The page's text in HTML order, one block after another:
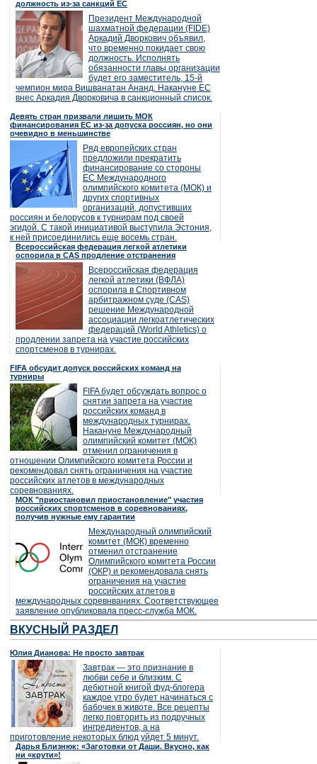
должность из-за санкций ЕС
Президент Международной
шахматной федерации (FIDE)
Аркадий Дворкович объявил,
что временно покидает свою
должность. Исполнять
обязанности главы организации
будет его заместитель, 15-й
чемпион мира Вишванатан Ананд. Накануне ЕС
внес Аркадия Дворковича в санкционный список.
Девять стран призвали лишить МОК
финансирования ЕС из-за допуска россиян, но они
очевидно в меньшинстве
Ряд европейских стран
предложили прекратить
финансирование со стороны
ЕС Международного
олимпийского комитета (МОК) и
других спортивных
организаций, допустивших
россиян и белорусов к турнирам под своей
эгидой. С такой инициативой выступила Эстония,
к ней присоединились еще восемь стран.
Всероссийская федерация легкой атлетики
оспорила в CAS продление отстранения
Всероссийская федерация
легкой атлетики (ВФЛА)
оспорила в Спортивном
арбитражном суде (CAS)
решение Международной
ассоциации легкоатлетических
федераций (World Athletics) о
продлении запрета на участие российских
спортсменов в турнирах.
FIFA обсудит допуск российских команд на
турниры
FIFA будет обсуждать вопрос о
снятии запрета на участие
российских команд в
международных турнирах.
Накануне Международный
олимпийский комитет (МОК)
отменил ограничения в
отношении Олимпийского комитета России и
рекомендовал снять ограничения на участие
российских атлетов в международных
соревнованиях.
МОК "приостановил приостановление" участия
российских спортсменов в соревнованиях,
получив нужные ему гарантии
Международный олимпийский
комитет (МОК) временно
отменил отстранение
Олимпийского комитета России
(ОКР) и рекомендовала снять
ограничения на участие
российских атлетов в
международных соревнваниях. Соответствующее
заявление опубликовала пресс-служба МОК.
ВКУСНЫЙ РАЗДЕЛ
Юлия Дианова: Не просто завтрак
Завтрак — это признание в
любви себе и близким. С
дебютной книгой фуд-блогера
каждое утро будет начинаться с
бабочек в животе. Все рецепты
легко повторить из подручных
ингредиентов, а на
приготовление некоторых блюд уйдет 5 минут.
Дарья Близнюк: «Заготовки от Даши. Вкусно, как
ни «крути»!